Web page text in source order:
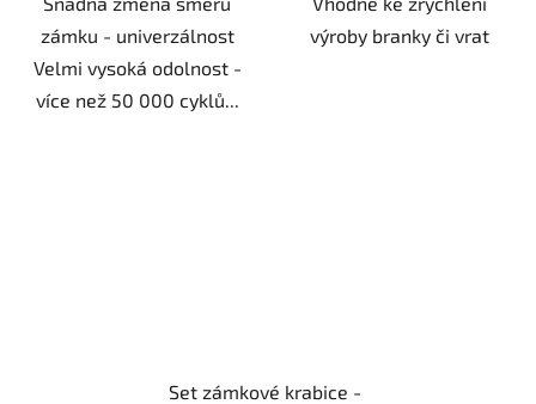
zámku - univerzálnost
Velmi vysoká odolnost -
více než 50 000 cyklů...
výroby branky či vrat
Set zámkové krabice -